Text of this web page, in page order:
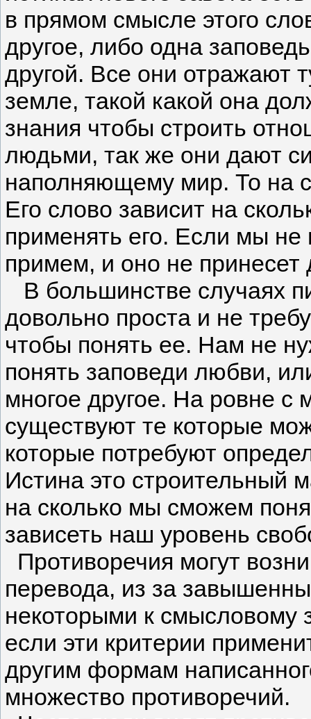
в прямом смысле этого
другое, либо одна
другой. Все они отражают
земле, такой какой она
знания чтобы строить
людьми, так же они дают
наполняющему мир. То на
Его слово зависит на
применять его. Если мы не
примем, и оно не принесет
В большинстве случаях
довольно проста и не
чтобы понять ее. Нам не
понять заповеди любви,
многое другое. На ровне с
существуют те которые
которые потребуют
Истина это строительный
на сколько мы сможем
зависеть наш уровень
Противоречия могут
перевода, из за
некоторыми к смысловому
если эти критерии
другим формам
множество противоречий.